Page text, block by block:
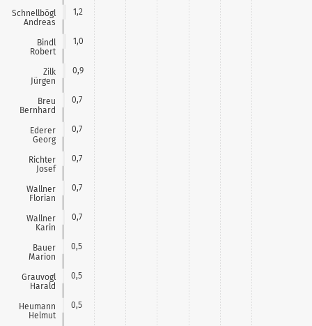
Schnellbögl
Andreas
Bindl
Robert
Zilk
Jürgen
Breu
Bernhard
Ederer
Georg
Richter
Josef
Wallner
Florian
Wallner
Karin
Bauer
Marion
Grauvogl
Harald
Heumann
Helmut
1,2
1,0
0,9
0,7
0,7
0,7
0,7
0,7
0,5
0,5
0,5